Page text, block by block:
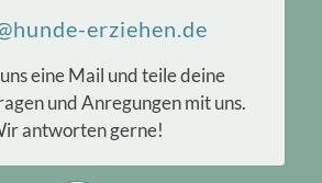
erziehen.de
eine Mail und teile deine
und Anregungen mit uns.
antworten gerne!